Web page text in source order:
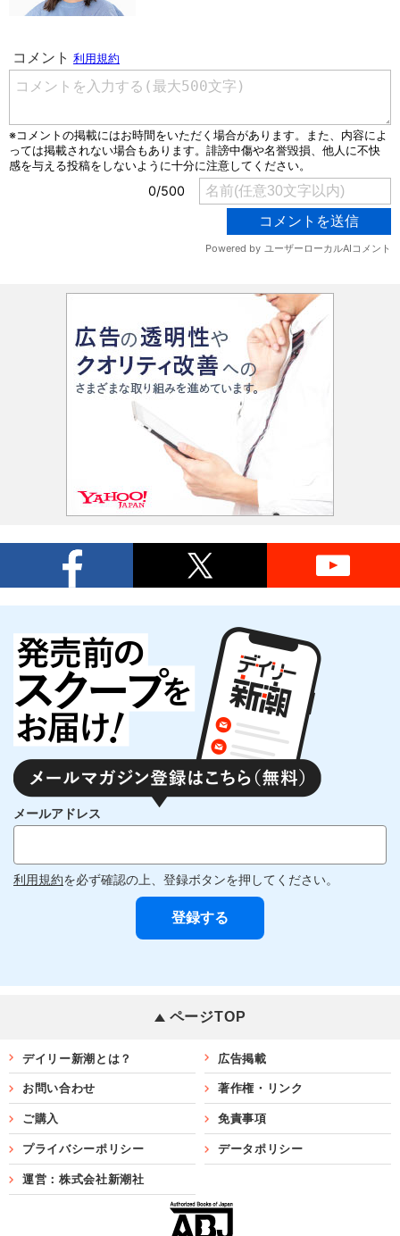
メールアドレス
利用規約を必ず確認の上、登録ボタンを押してください。
ページTOP
デイリー新潮とは？ 広告掲載
お問い合わせ 著作権・リンク
ご購入 免責事項
プライバシーポリシー データポリシー
運営：株式会社新潮社